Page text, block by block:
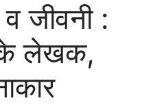
जीवनी :
के लेखक,